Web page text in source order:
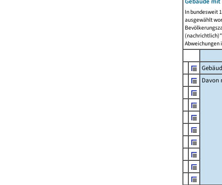
In bundesweit
ausgewählt
Abweichungen
Davon